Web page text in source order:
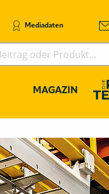
Mediadaten
MAGAZIN